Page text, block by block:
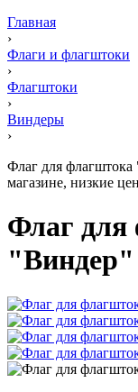
Главная
›
Флаги и флагштоки
›
Флагштоки
›
Виндеры
›
Флаг для
магазине, низкие
Флаг для
"Виндер"